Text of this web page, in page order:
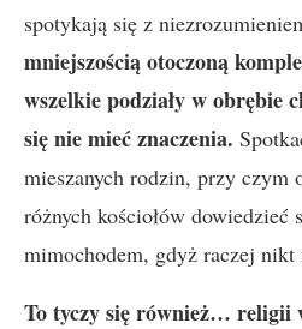
spotykają się z
mniejszością otoczoną
wszelkie podziały w obrębie
się nie mieć znaczenia.
mieszanych rodzin, przy czym
różnych kościołów dowiedzieć
mimochodem, gdyż raczej
To tyczy się również… religii